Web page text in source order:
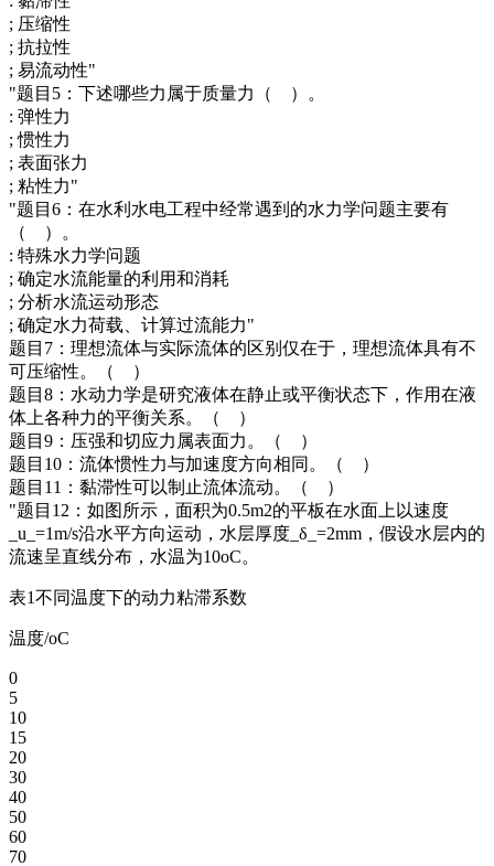
; 压缩性
; 抗拉性
; 易流动性"
"题目5：下述哪些力属于质量力（ ）。
: 弹性力
; 惯性力
; 表面张力
; 粘性力"
"题目6：在水利水电工程中经常遇到的水力学问题主要有
（ ）。
: 特殊水力学问题
; 确定水流能量的利用和消耗
; 分析水流运动形态
; 确定水力荷载、计算过流能力"
题目7：理想流体与实际流体的区别仅在于，理想流体具有不
可压缩性。（ ）
题目8：水动力学是研究液体在静止或平衡状态下，作用在液
体上各种力的平衡关系。（ ）
题目9：压强和切应力属表面力。（ ）
题目10：流体惯性力与加速度方向相同。（ ）
题目11：黏滞性可以制止流体流动。（ ）
"题目12：如图所示，面积为0.5m2的平板在水面上以速度
_u_=1m/s沿水平方向运动，水层厚度_δ_=2mm，假设水层内的
流速呈直线分布，水温为10oC。
表1不同温度下的动力粘滞系数
温度/oC
0
5
10
15
20
30
40
50
60
70